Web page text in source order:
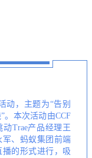
动，主题为“告别
。本次活动由CCF
Trae产品经理王
、蚂蚁集团前端
的形式进行，吸